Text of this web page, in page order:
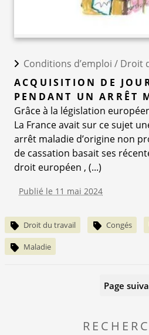
Conditions d’emploi / Droit
ACQUISITION DE
PENDANT UN ARRÊT
Grâce à la législation
La France avait sur ce sujet
arrêt maladie d’origine non
de cassation basait ses
droit européen , (...)
Publié le 11 mai 2024
Droit du travail Congés
Maladie
Page